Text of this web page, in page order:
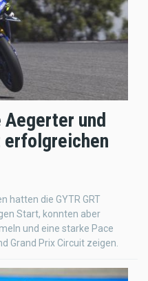
Aegerter und
erfolgreichen
hatten die GYTR GRT
Start, konnten aber
und eine starke Pace
Grand Prix Circuit zeigen.